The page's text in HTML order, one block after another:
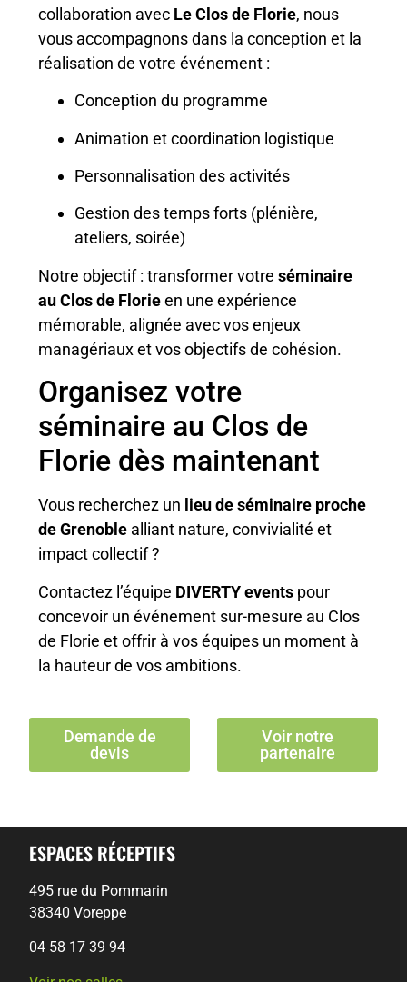
collaboration avec Le Clos de Florie, nous
vous accompagnons dans la conception et la
réalisation de votre événement :
Conception du programme
Animation et coordination logistique
Personnalisation des activités
Gestion des temps forts (plénière,
ateliers, soirée)
Notre objectif : transformer votreséminaire
au Clos de Florieen une expérience
mémorable, alignée avec vos enjeux
managériaux et vos objectifs de cohésion.
Organisez votre
séminaire au Clos de
Florie dès maintenant
Vous recherchez un lieu de séminaire proche
de Grenoble alliant nature, convivialité et
impact collectif ?
Contactez l’équipe DIVERTY events pour
concevoir un événement sur-mesure au Clos
de Florie et offrir à vos équipes un moment à
la hauteur de vos ambitions.
Demande de
devis
Voir notre
partenaire
ESPACES RÉCEPTIFS
495 rue du Pommarin
38340 Voreppe
04 58 17 39 94